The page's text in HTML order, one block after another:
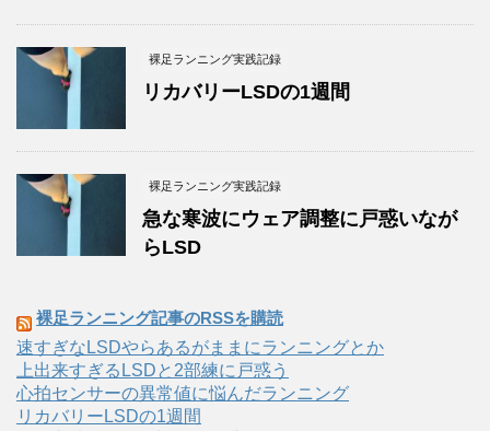
裸足ランニング実践記録
リカバリーLSDの1週間
裸足ランニング実践記録
急な寒波にウェア調整に戸惑いなが
らLSD
裸足ランニング記事のRSSを購読
速すぎなLSDやらあるがままにランニングとか
上出来すぎるLSDと2部練に戸惑う
心拍センサーの異常値に悩んだランニング
リカバリーLSDの1週間